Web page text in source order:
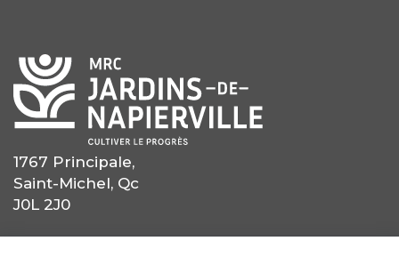
1767 Principale,
Saint-Michel, Qc
J0L 2J0